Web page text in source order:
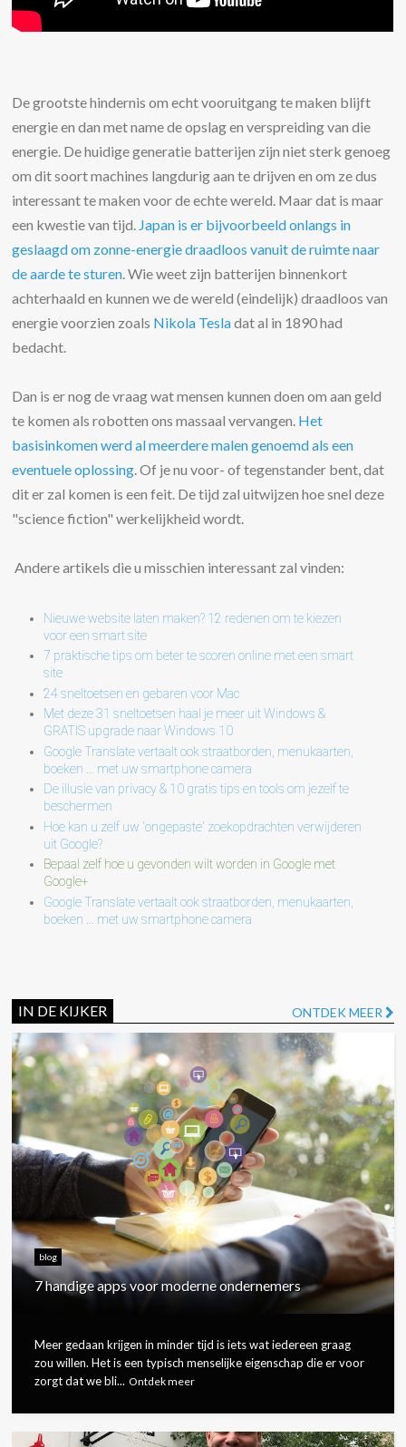
De grootste hindernis om echt vooruitgang te maken blijft
energie en dan met name de opslag en verspreiding van die
energie. De huidige generatie batterijen zijn niet sterk genoeg
om dit soort machines langdurig aan te drijven en om ze dus
interessant te maken voor de echte wereld. Maar dat is maar
een kwestie van tijd. Japan is er bijvoorbeeld onlangs in
geslaagd om zonne-energie draadloos vanuit de ruimte naar
de aarde te sturen . Wie weet zijn batterijen binnenkort
achterhaald en kunnen we de wereld (eindelijk) draadloos van
energie voorzien zoals Nikola Tesladat al in 1890 had
bedacht.
Dan is er nog de vraag wat mensen kunnen doen om aan geld
te komen als robotten ons massaal vervangen. Het
basisinkomen werd al meerdere malen genoemd als een
eventuele oplossing . Of je nu voor- of tegenstander bent, dat
dit er zal komen is een feit. De tijd zal uitwijzen hoe snel deze
"science fiction" werkelijkheid wordt.
Andere artikels die u misschien interessant zal vinden:
Nieuwe website laten maken? 12 redenen om te kiezen
voor een smart site
7 praktische tips om beter te scoren online met een smart
site
24 sneltoetsen en gebaren voor Mac
Met deze 31 sneltoetsen haal je meer uit Windows &
GRATIS upgrade naar Windows 10
Google Translate vertaalt ook straatborden, menukaarten,
boeken ... met uw smartphone camera
De illusie van privacy & 10 gratis tips en tools om jezelf te
beschermen
Hoe kan u zelf uw 'ongepaste' zoekopdrachten verwijderen
uit Google?
Bepaal zelf hoe u gevonden wilt worden in Google met
Google+
Google Translate vertaalt ook straatborden, menukaarten,
boeken ... met uw smartphone camera
IN DE KIJKER ONTDEK MEER
blog
7 handige apps voor moderne ondernemers
Meer gedaan krijgen in minder tijd is iets wat iedereen graag
zou willen. Het is een typisch menselijke eigenschap die er voor
zorgt dat we bli... Ontdek meer